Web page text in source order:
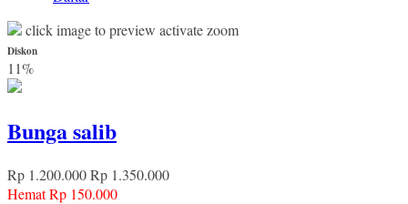
click image to preview activate zoom
Diskon
11%
Bunga salib
Rp 1.200.000Rp 1.350.000
Hemat Rp 150.000